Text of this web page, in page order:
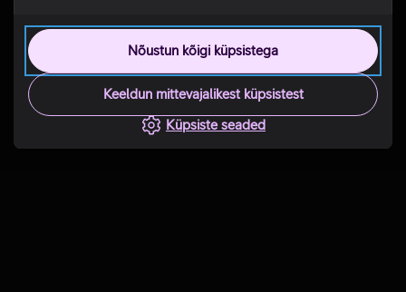
Nõustun kõigi küpsistega
Keeldun mittevajalikest küpsistest
Küpsiste seaded